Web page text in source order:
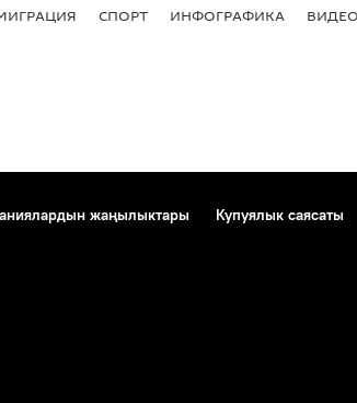
СПОРТ ИНФОГРАФИКА ВИДЕО
жаңылыктары
Купуялык саясаты